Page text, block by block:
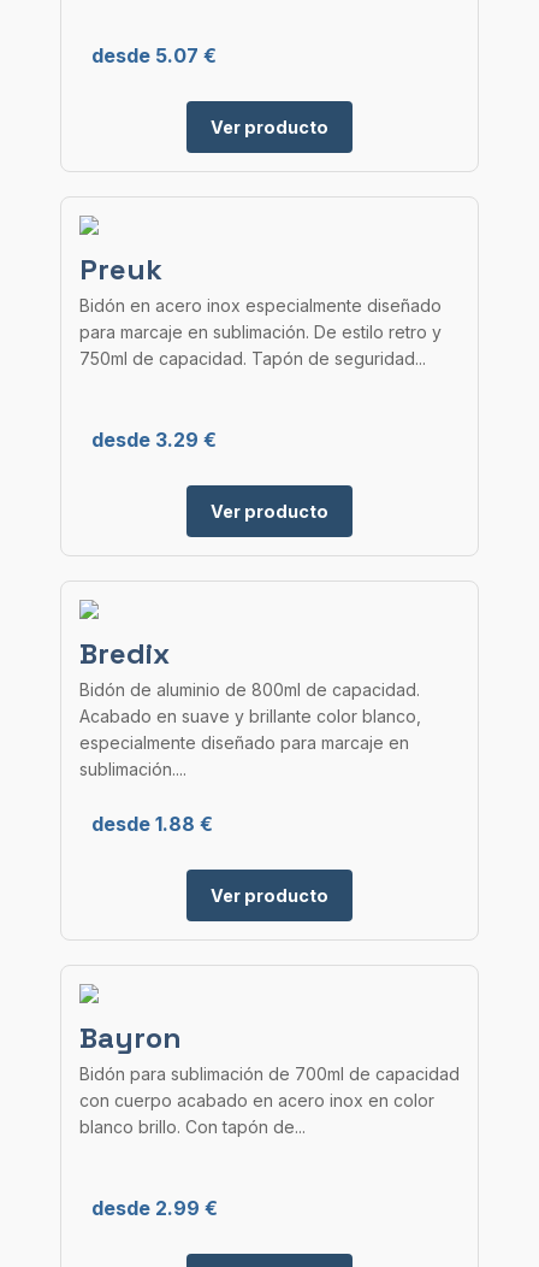
desde 5.07 €
Ver producto
Preuk
Bidón en acero inox especialmente diseñado
para marcaje en sublimación. De estilo retro y
750ml de capacidad. Tapón de seguridad...
desde 3.29 €
Ver producto
Bredix
Bidón de aluminio de 800ml de capacidad.
Acabado en suave y brillante color blanco,
especialmente diseñado para marcaje en
sublimación....
desde 1.88 €
Ver producto
Bayron
Bidón para sublimación de 700ml de capacidad
con cuerpo acabado en acero inox en color
blanco brillo. Con tapón de...
desde 2.99 €